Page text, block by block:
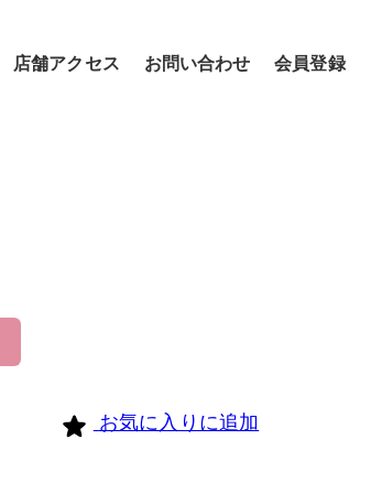
店舗アクセス お問い合わせ 会員登録
お気に入りに追加